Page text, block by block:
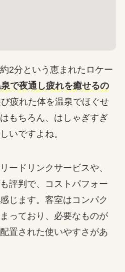
2分という恵まれたロケー
で夜通し疲れを癒せるの
疲れた体を温泉でほぐせ
もちろん、はしゃぎすぎ
いですよね。
ードリンクサービスや、
評判で、コストパフォー
じます。客室はコンパク
っており、必要なものが
置された使いやすさがあ